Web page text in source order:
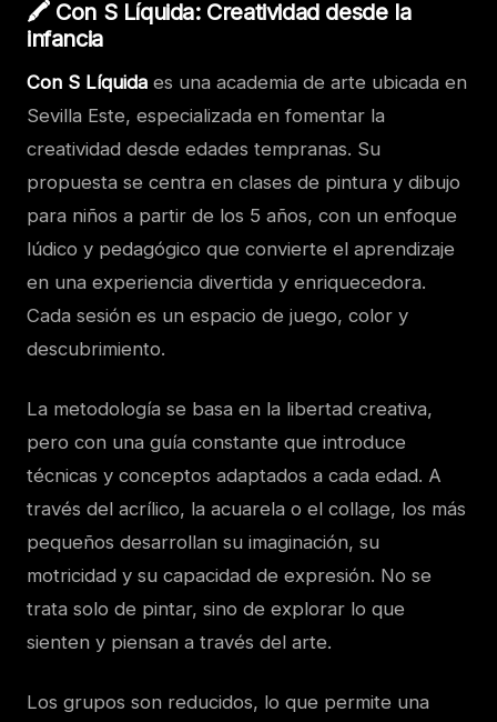
🖍️ Con S Líquida: Creatividad desde la
infancia
Con S Líquida es una academia de arte ubicada en
Sevilla Este, especializada en fomentar la
creatividad desde edades tempranas. Su
propuesta se centra en clases de pintura y dibujo
para niños a partir de los 5 años, con un enfoque
lúdico y pedagógico que convierte el aprendizaje
en una experiencia divertida y enriquecedora.
Cada sesión es un espacio de juego, color y
descubrimiento.
La metodología se basa en la libertad creativa,
pero con una guía constante que introduce
técnicas y conceptos adaptados a cada edad. A
través del acrílico, la acuarela o el collage, los más
pequeños desarrollan su imaginación, su
motricidad y su capacidad de expresión. No se
trata solo de pintar, sino de explorar lo que
sienten y piensan a través del arte.
Los grupos son reducidos, lo que permite una